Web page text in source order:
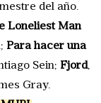
del año.
Loneliest Man
Para hacer una
Sein; Fjord,
Gray.